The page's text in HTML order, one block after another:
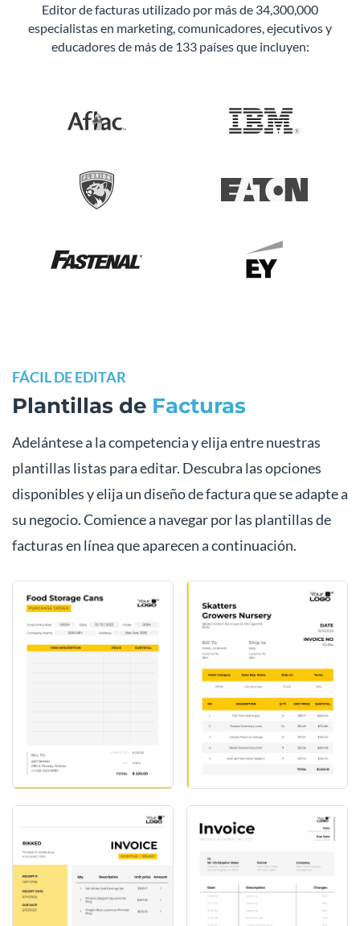
Editor de facturas utilizado por más de 34,300,000
especialistas en marketing, comunicadores, ejecutivos y
educadores de más de 133 países que incluyen:
FÁCIL DE EDITAR
Plantillas de Facturas
Adelántese a la competencia y elija entre nuestras
plantillas listas para editar. Descubra las opciones
disponibles y elija un diseño de factura que se adapte a
su negocio. Comience a navegar por las plantillas de
facturas en línea que aparecen a continuación.